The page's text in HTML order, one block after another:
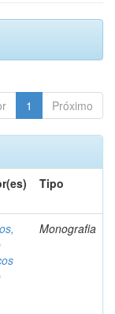
1 Próximo
Tipo
Monografia